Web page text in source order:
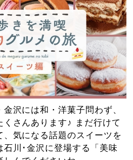
金沢には和・洋菓子問わず、
さんあります♪ まだ行けて
気になる話題のスイーツを
川･金沢に登場する「美味